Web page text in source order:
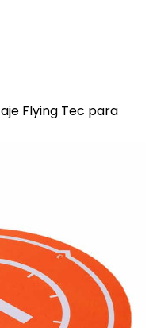
Flying Tec para